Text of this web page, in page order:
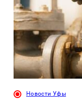
Новости Уфы